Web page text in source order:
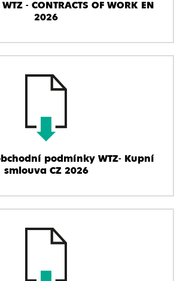
- CONTRACTS OF WORK EN
2026
podmínky WTZ- Kupní
smlouva CZ 2026